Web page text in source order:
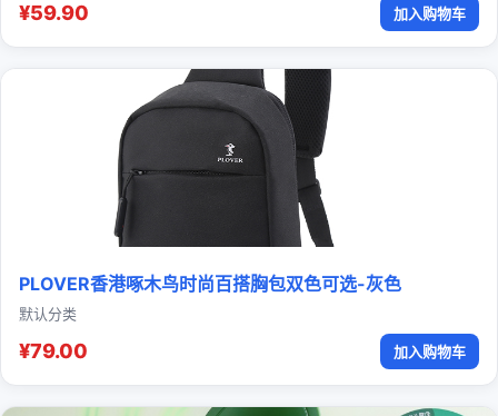
¥59.90 加入购物车
PLOVER香港啄木鸟时尚百搭胸包双色可选-灰色
默认分类
¥79.00 加入购物车